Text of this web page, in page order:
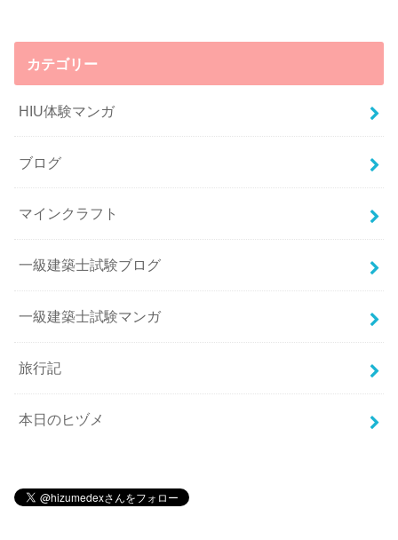
カテゴリー
HIU体験マンガ
ブログ
マインクラフト
一級建築士試験ブログ
一級建築士試験マンガ
旅行記
本日のヒヅメ